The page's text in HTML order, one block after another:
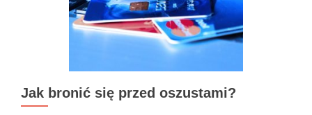
Jak bronić się przed oszustami?